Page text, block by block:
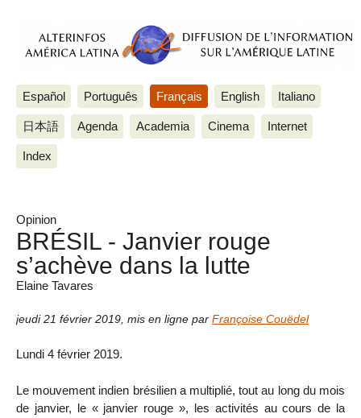
Español Português Français English Italiano
日本語 Agenda Academia Cinema Internet
Index
Opinion
BRÉSIL - Janvier rouge
s’achève dans la lutte
Elaine Tavares
jeudi 21 février 2019 mis en ligne par Françoise Couëdel
Lundi 4 février 2019.
Le mouvement indien brésilien a multiplié, tout au long du mois
de janvier, le « janvier rouge », les activités au cours de la